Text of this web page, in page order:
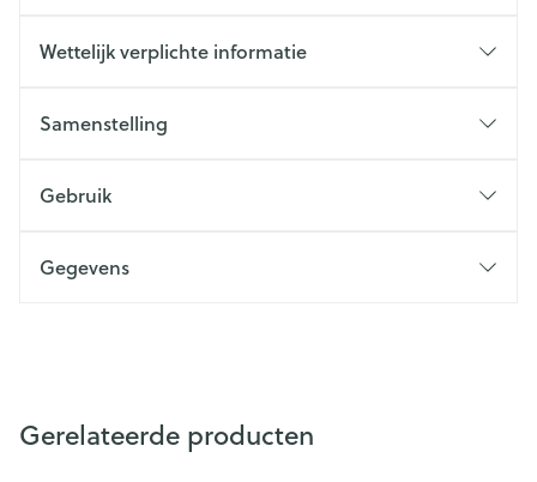
Wettelijk verplichte informatie
Samenstelling
Gebruik
Gegevens
Gerelateerde producten